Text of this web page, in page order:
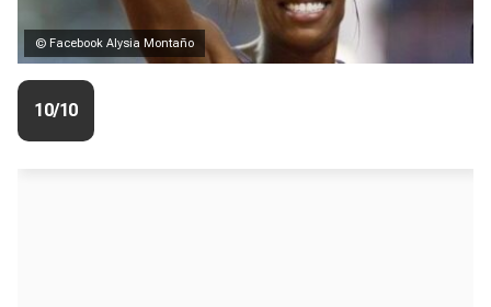
© Facebook Alysia Montaño
10/10